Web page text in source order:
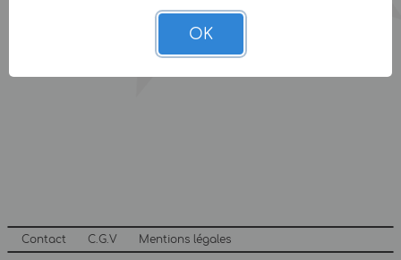
Contact C.G.V Mentions légales
OK